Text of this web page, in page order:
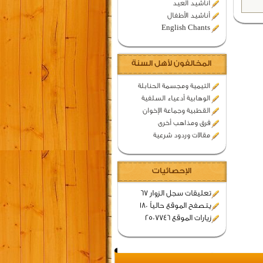
اناشيد العيد
أناشيد الأطفال
English Chants
المخالفون لأهل السنة
التيمية ومجسمة الحنابلة
الوهابية أدعياء السلفية
القطبية وجماعة الإخوان
فرق ومذاهب أخرى
مقالات وردود شرعية
الإحصائيات
تعليقات سجل الزوار 67
يتصفح الموقع حالياً 180
زيارات الموقع 2507746